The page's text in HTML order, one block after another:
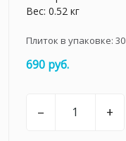
Вес: 0.52 кг
Плиток в упаковке: 30
690 руб.
– +